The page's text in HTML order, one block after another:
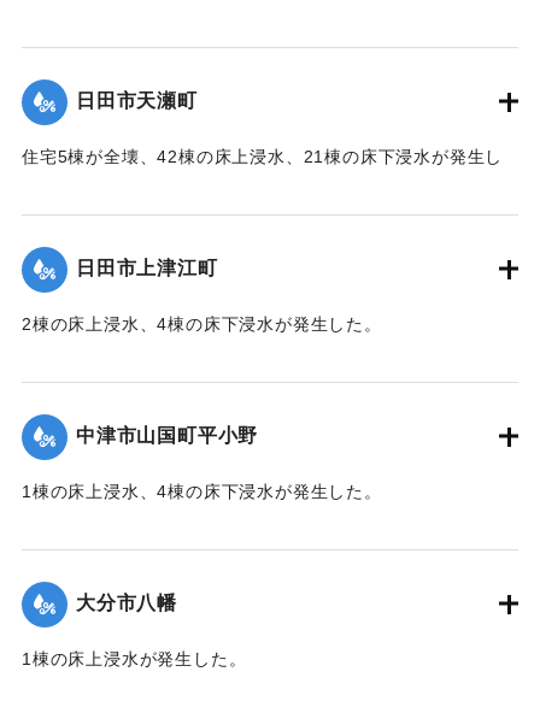
2020/7/6｜固有コード:
日田市天瀬町
住宅5棟が全壊、42棟の床上浸水、21棟の床下浸水が発生し
（第 37 報）】
｜固有コード:01215050
日田市上津江町
2棟の床上浸水、4棟の床下浸水が発生した。
｜固有コード:
中津市山国町平小野
1棟の床上浸水、4棟の床下浸水が発生した。
2020/7/6｜固有コード:
大分市八幡
1棟の床上浸水が発生した。